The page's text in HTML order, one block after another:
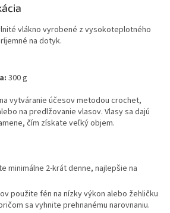
vlákno vyrobené z vysokoteplotného
na dotyk.
300 g
vytváranie účesov metodou crochet,
na predlžovanie vlasov. Vlasy sa dajú
čím získate veľký objem.
minimálne 2-krát denne, najlepšie na
použite fén na nízky výkon alebo žehličku
sa vyhnite prehnanému narovnaniu.